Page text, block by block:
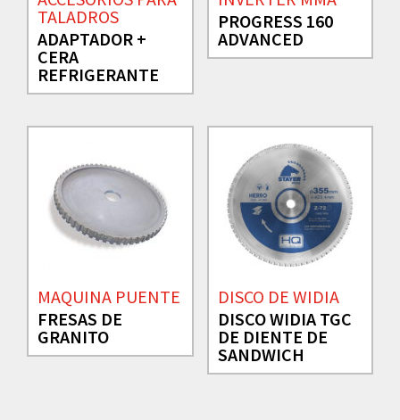
TALADROS
ADAPTADOR +
CERA
REFRIGERANTE
PROGRESS 160
ADVANCED
MAQUINA PUENTE
FRESAS DE
GRANITO
DISCO DE WIDIA
DISCO WIDIA TGC
DE DIENTE DE
SANDWICH